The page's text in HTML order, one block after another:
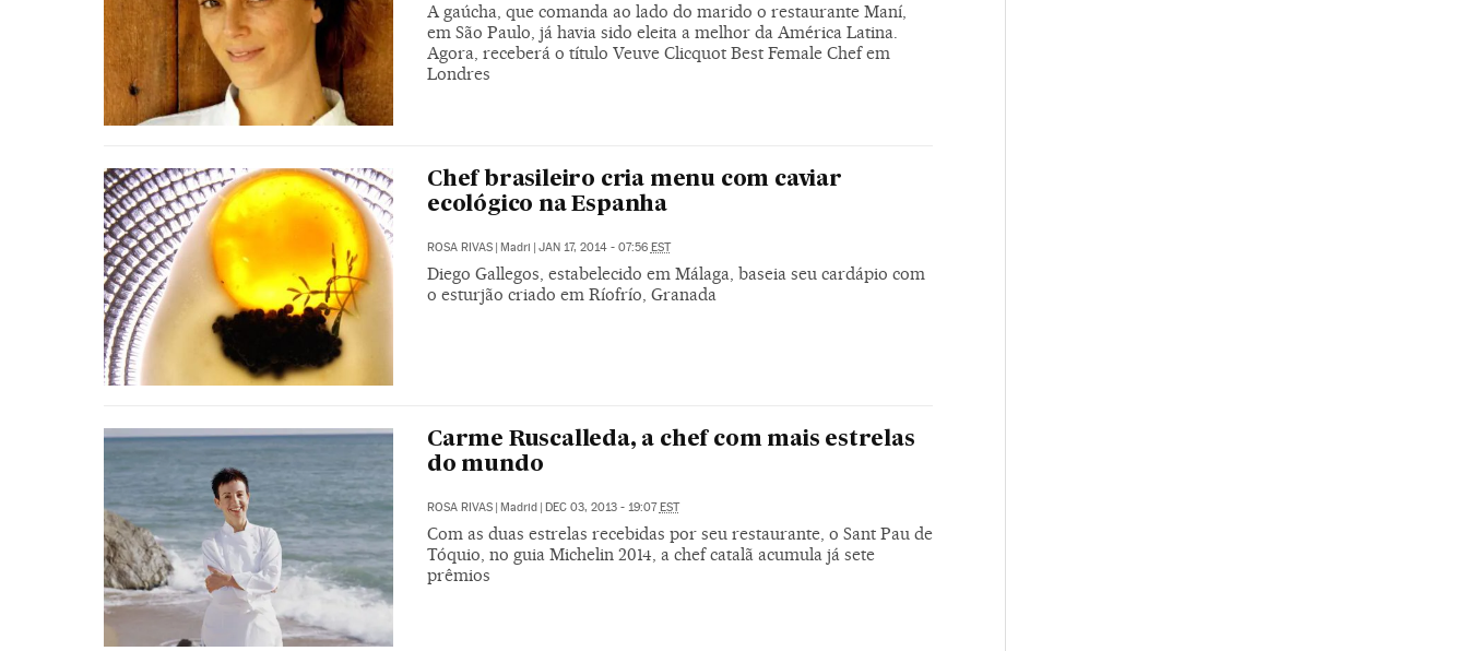
A gaúcha, que comanda ao lado do marido o restaurante Maní,
em São Paulo, já havia sido eleita a melhor da América Latina.
Agora, receberá o título Veuve Clicquot Best Female Chef em
Londres
Chef brasileiro cria menu com caviar
ecológico na Espanha
ROSA RIVAS Madri JAN 17, 2014 - 07:56 EST
Diego Gallegos, estabelecido em Málaga, baseia seu cardápio com
o esturjão criado em Ríofrío, Granada
Carme Ruscalleda, a chef com mais estrelas
do mundo
ROSA RIVAS | Madrid | DEC 03, 2013 - 19:07EST
Com as duas estrelas recebidas por seu restaurante, o Sant Pau de
Tóquio, no guia Michelin 2014, a chef catalã acumula já sete
prêmios